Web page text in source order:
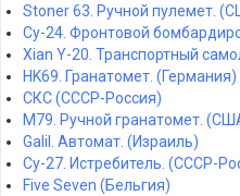
Stoner 63. Ручной пулемет.
Су-24. Фронтовой
Xian Y-20. Транспортный
HK69. Гранатомет. (Германия)
СКС (СССР-Россия)
M79. Ручной гранатомет.
Galil. Автомат. (Израиль)
Су-27. Истребитель. (СССР-
Five Seven (Бельгия)